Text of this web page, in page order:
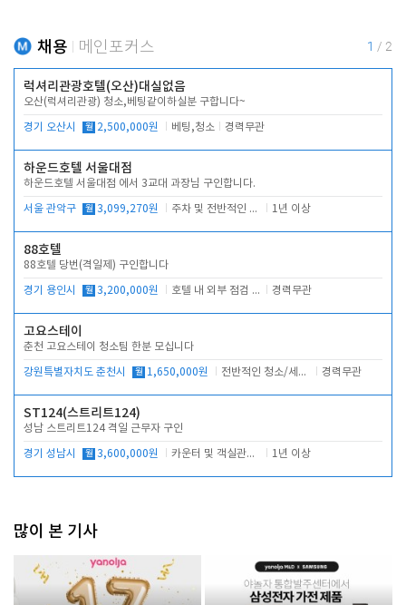
채용 메인포커스 1 / 2
럭셔리관광호텔(오산)대실없음
오산(럭셔리관광) 청소,베팅같이하실분 구합니다~
경기 오산시 월 2,500,000원 베팅,청소 경력무관
하운드호텔 서울대점
하운드호텔 서울대점 에서 3교대 과장님 구인합니다.
서울 관악구 월 3,099,270원 주차 및 전반적인 당번업무 1년 이상
88호텔
88호텔 당번(격일제) 구인합니다
경기 용인시 월 3,200,000원 호텔 내 외부 점검 및 프런트 운영 경력무관
고요스테이
춘천 고요스테이 청소팀 한분 모십니다
강원특별자치도 춘천시 월 1,650,000원 전반적인 청소/세탁업무 경력무관
ST124(스트리트124)
성남 스트리트124 격일 근무자 구인
경기 성남시 월 3,600,000원 카운터 및 객실관리 전반 1년 이상
많이 본 기사